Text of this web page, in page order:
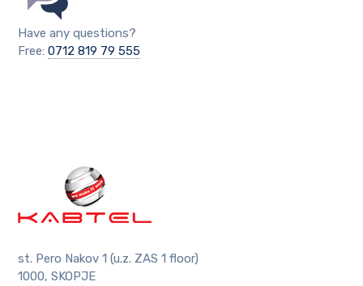
Have any questions?
Free:0712 819 79 555
st. Pero Nakov 1 (u.z. ZAS 1 floor)
1000, SKOPJE